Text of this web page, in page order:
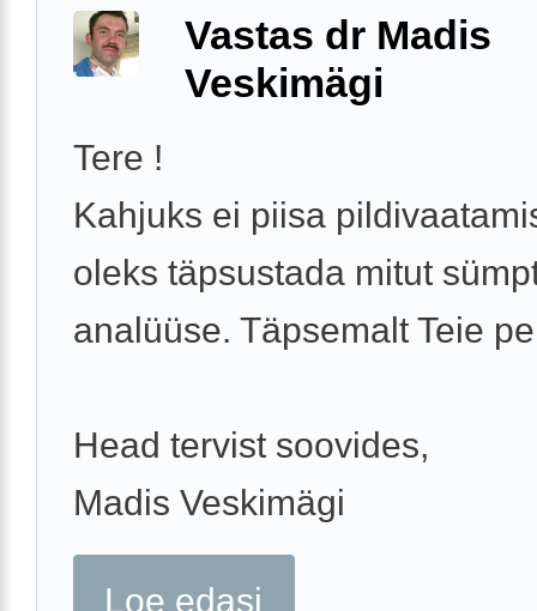
Vastas dr Madis
Veskimägi
Tere !
Kahjuks ei piisa
oleks täpsustada mitut
analüüse. Täpsemalt Teie
Head tervist soovides,
Madis Veskimägi
Loe edasi